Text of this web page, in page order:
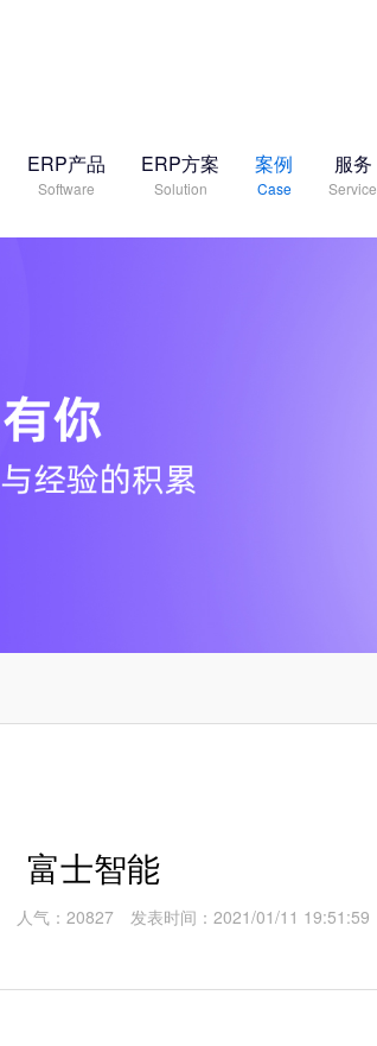
ERP产品
Software
ERP方案
Solution
案例
Case
服务
Service
富士智能
人气：20827 发表时间：2021/01/11 19:51:59